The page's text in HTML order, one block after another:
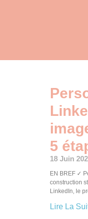
5
18 Juin
EN BREF ✓
construction
LinkedIn, le
Lire La